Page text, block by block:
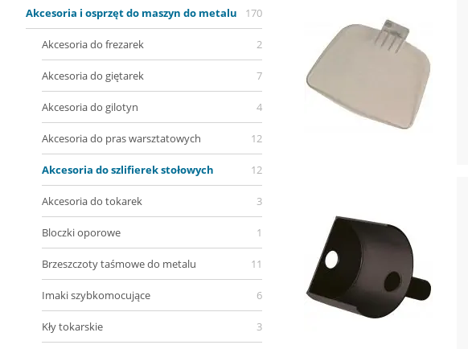
Akcesoria i osprzęt do maszyn do metalu 170
Akcesoria do frezarek 2
Akcesoria do giętarek 7
Akcesoria do gilotyn 4
Akcesoria do pras warsztatowych 12
Akcesoria do szlifierek stołowych 12
Akcesoria do tokarek 3
Bloczki oporowe 1
Brzeszczoty taśmowe do metalu 11
Imaki szybkomocujące 6
Kły tokarskie 3